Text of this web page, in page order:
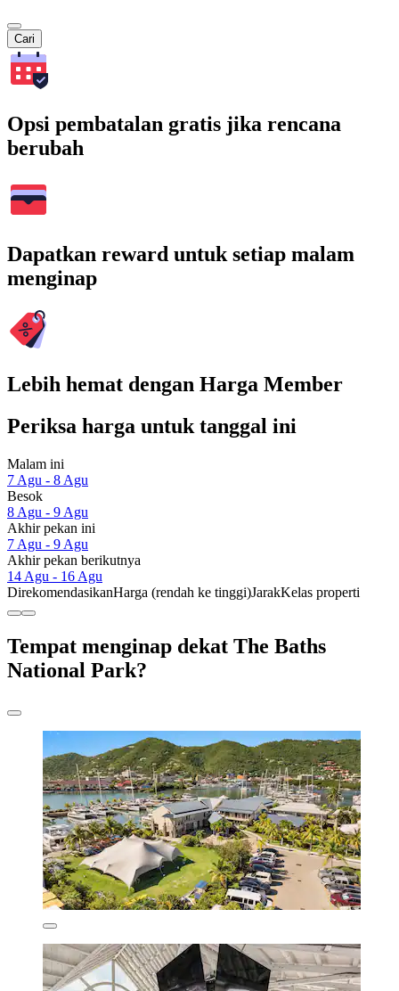
Cari
Opsi pembatalan gratis jika rencana
berubah
Dapatkan reward untuk setiap malam
menginap
Lebih hemat dengan Harga Member
Periksa harga untuk tanggal ini
Malam ini
7 Agu - 8 Agu
Besok
8 Agu - 9 Agu
Akhir pekan ini
7 Agu - 9 Agu
Akhir pekan berikutnya
14 Agu - 16 Agu
DirekomendasikanHarga (rendah ke tinggi)JarakKelas properti
Tempat menginap dekat The Baths
National Park?